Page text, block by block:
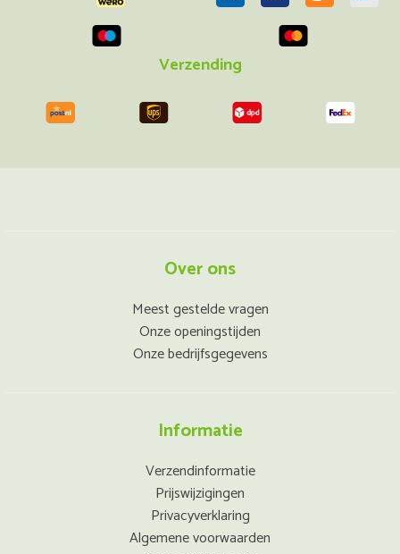
Verzending
Over ons
Meest gestelde vragen
Onze openingstijden
Onze bedrijfsgegevens
Informatie
Verzendinformatie
Prijswijzigingen
Privacyverklaring
Algemene voorwaarden